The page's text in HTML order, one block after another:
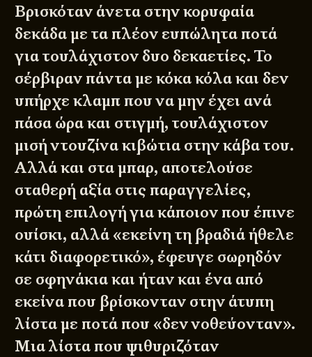
Βρισκόταν άνετα στην κορυφαία
δεκάδα με τα πλέον ευπώλητα ποτά
για τουλάχιστον δυο δεκαετίες. Το
σέρβιραν πάντα με κόκα κόλα και δεν
υπήρχε κλαμπ που να μην έχει ανά
πάσα ώρα και στιγμή, τουλάχιστον
μισή ντουζίνα κιβώτια στην κάβα του.
Αλλά και στα μπαρ, αποτελούσε
σταθερή αξία στις παραγγελίες,
πρώτη επιλογή για κάποιον που έπινε
ουίσκι, αλλά «εκείνη τη βραδιά ήθελε
κάτι διαφορετικό», έφευγε σωρηδόν
σε σφηνάκια και ήταν και ένα από
εκείνα που βρίσκονταν στην άτυπη
λίστα με ποτά που «δεν νοθεύονταν».
Μια λίστα που ψιθυριζόταν